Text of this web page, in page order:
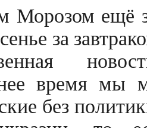
Морозом ещё
за
время мы
без